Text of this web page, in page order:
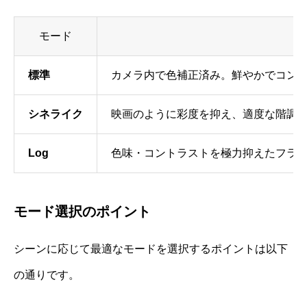
モード
標準 カメラ内で色補正済み。鮮やかでコン
シネライク 映画のように彩度を抑え、適度な階調
Log 色味・コントラストを極力抑えたフラ
モード選択のポイント
シーンに応じて最適なモードを選択するポイントは以下
の通りです。